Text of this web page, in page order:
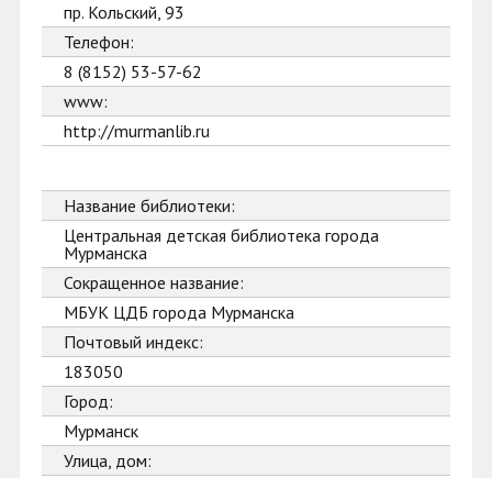
пр. Кольский, 93
Телефон:
8 (8152) 53-57-62
www:
http://murmanlib.ru
Название библиотеки:
Центральная детская библиотека города
Мурманска
Сокращенное название:
МБУК ЦДБ города Мурманска
Почтовый индекс:
183050
Город:
Мурманск
Улица, дом: